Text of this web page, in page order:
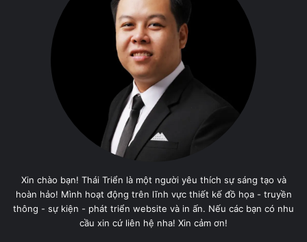
Xin chào bạn! Thái Triển là một người yêu thích sự sáng tạo và
hoàn hảo! Mình hoạt động trên lĩnh vực thiết kế đồ họa - truyền
thông - sự kiện - phát triển website và in ấn. Nếu các bạn có nhu
cầu xin cứ liên hệ nha! Xin cảm ơn!